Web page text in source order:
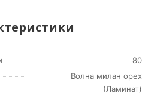
80
Волна милан орех
(Ламинат)